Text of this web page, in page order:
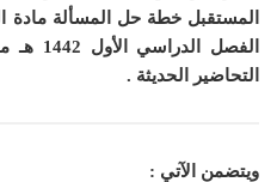
المستقبل خطة حل المسألة مادة
الفصل الدراسي الأول 1442 هـ
التحاضير الحديثة .
ويتضمن الآتي :